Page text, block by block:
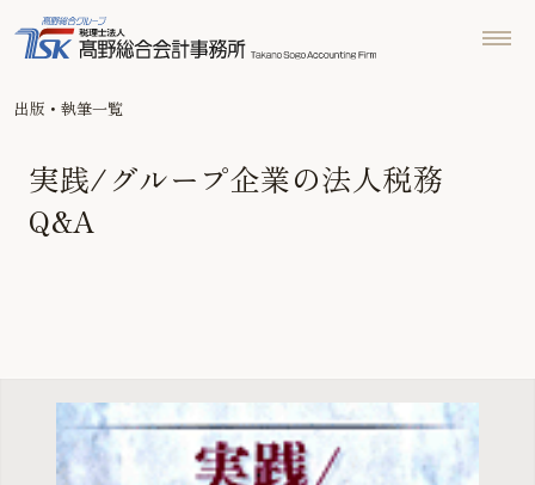
出版・執筆一覧
実践/グループ企業の法人税務
Q&A